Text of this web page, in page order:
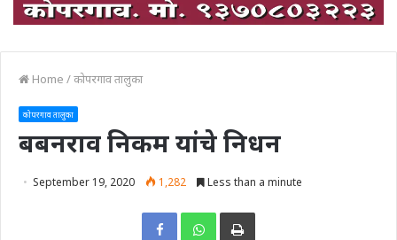
Home /कोपरगाव तालुका
कोपरगाव तालुका
बबनराव निकम यांचे निधन
September 19, 2020 1,282 Less than a minute
Print